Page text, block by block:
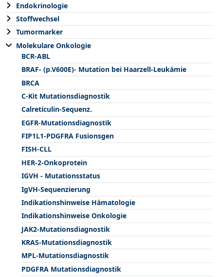
Endokrinologie
Stoffwechsel
Tumormarker
Molekulare Onkologie
BCR-ABL
BRAF- (p.V600E)- Mutation bei Haarzell-Leukämie
BRCA
C-Kit Mutationsdiagnostik
Calreticulin-Sequenz.
EGFR-Mutationsdiagnostik
FIP1L1-PDGFRA Fusionsgen
FISH-CLL
HER-2-Onkoprotein
IGVH - Mutationsstatus
IgVH-Sequenzierung
Indikationshinweise Hämatologie
Indikationshinweise Onkologie
JAK2-Mutationsdiagnostik
KRAS-Mutationsdiagnostik
MPL-Mutationsdiagnostik
PDGFRA Mutationsdiagnostik